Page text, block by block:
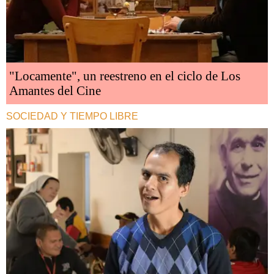
"Locamente", un reestreno en el ciclo de Los
Amantes del Cine
SOCIEDAD Y TIEMPO LIBRE